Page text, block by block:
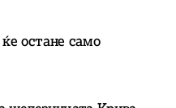
остане само